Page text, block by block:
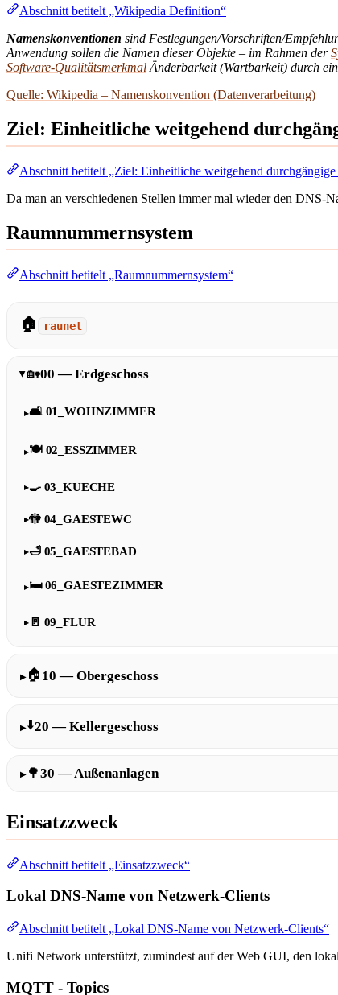
Abschnitt betitelt „Wikipedia Definition“
Namenskonventionen sind Festlegungen/Vorschriften/
Anwendung sollen die Namen dieser Objekte – im Rahmen der
Software-Qualitätsmerkmal Änderbarkeit (Wartbarkeit) durch
Quelle: Wikipedia – Namenskonvention (Datenverarbeitung)
Ziel: Einheitliche weitgehend
Abschnitt betitelt „Ziel: Einheitliche weitgehend durchgängige
Da man an verschiedenen Stellen immer mal wieder den DNS-
Raumnummernsystem
Abschnitt betitelt „Raumnummernsystem“
🏠 raunet
🏡00 — Erdgeschoss
🛋️ 01_WOHNZIMMER
🍽️ 02_ESSZIMMER
🍳 03_KUECHE
🚻 04_GAESTEWC
🛁 05_GAESTEBAD
🛏️ 06_GAESTEZIMMER
🚪 09_FLUR
🏠 10 — Obergeschoss
⬇️20 — Kellergeschoss
🌳30 — Außenanlagen
Einsatzzweck
Abschnitt betitelt „Einsatzzweck“
Lokal DNS-Name von Netzwerk-Clients
Abschnitt betitelt „Lokal DNS-Name von Netzwerk-Clients“
Unifi Network unterstützt, zumindest auf der Web GUI, den
MQTT - Topics